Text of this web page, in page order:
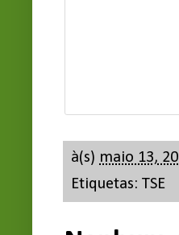
à(s) maio 13,
Etiquetas: TSE